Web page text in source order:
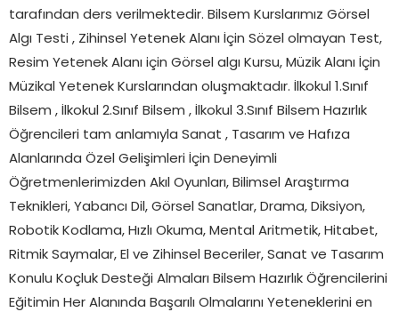
tarafından ders verilmektedir. Bilsem Kurslarımız Görsel
Algı Testi , Zihinsel Yetenek Alanı İçin Sözel olmayan Test,
Resim Yetenek Alanı için Görsel algı Kursu, Müzik Alanı İçin
Müzikal Yetenek Kurslarından oluşmaktadır. İlkokul 1.Sınıf
Bilsem , İlkokul 2.Sınıf Bilsem , İlkokul 3.Sınıf Bilsem Hazırlık
Öğrencileri tam anlamıyla Sanat , Tasarım ve Hafıza
Alanlarında Özel Gelişimleri İçin Deneyimli
Öğretmenlerimizden Akıl Oyunları, Bilimsel Araştırma
Teknikleri, Yabancı Dil, Görsel Sanatlar, Drama, Diksiyon,
Robotik Kodlama, Hızlı Okuma, Mental Aritmetik, Hitabet,
Ritmik Saymalar, El ve Zihinsel Beceriler, Sanat ve Tasarım
Konulu Koçluk Desteği Almaları Bilsem Hazırlık Öğrencilerini
Eğitimin Her Alanında Başarılı Olmalarını Yeteneklerini en